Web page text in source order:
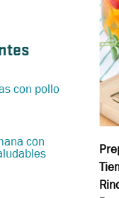
con pollo
con